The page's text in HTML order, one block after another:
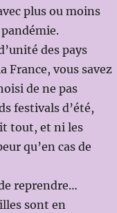
plus ou moins
des pays
France, vous savez
de ne pas
festivals d’été,
tout, et ni les
qu’en cas de
reprendre…
sont en